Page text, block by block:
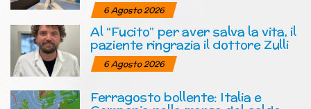
6 Agosto 2026
Al “Fucito” per aver salva la vita, il
paziente ringrazia il dottore Zulli
6 Agosto 2026
Ferragosto bollente: Italia e